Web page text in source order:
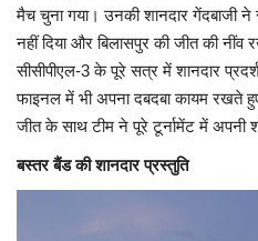
मैच चुना गया। उनकी शानदार गेंदबाजी
नहीं दिया और बिलासपुर की जीत की नींव
सीसीपीएल-3 के पूरे सत्र में शानदार
फाइनल में भी अपना दबदबा कायम रखते
जीत के साथ टीम ने पूरे टूर्नामेंट में अपनी
बस्तर बैंड की शानदार प्रस्तुति